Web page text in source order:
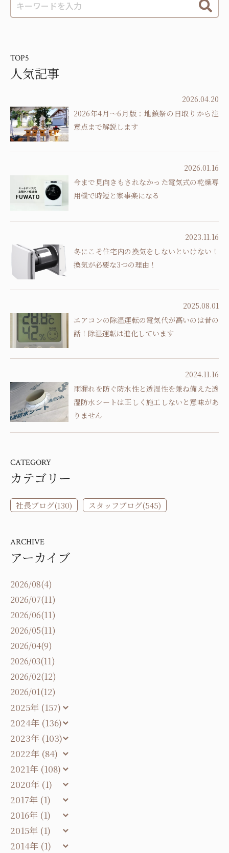
TOP5
人気記事
2026.04.20
2026年4月～6月版：地鎮祭の日取りから注
意点まで解説します
2026.01.16
今まで見向きもされなかった電気式の乾燥専
用機で時短と家事楽になる
2023.11.16
冬にこそ住宅内の換気をしないといけない！
換気が必要な3つの理由！
2025.08.01
エアコンの除湿運転の電気代が高いのは昔の
話！除湿運転は進化しています
2024.11.16
雨漏れを防ぐ防水性と透湿性を兼ね備えた透
湿防水シートは正しく施工しないと意味があ
りません
CATEGORY
カテゴリー
社長ブログ(130) スタッフブログ(545)
ARCHIVE
アーカイブ
2026/08(4)
2026/07(11)
2026/06(11)
2026/05(11)
2026/04(9)
2026/03(11)
2026/02(12)
2026/01(12)
2025年 (157)
2024年 (136)
2023年 (103)
2022年 (84)
2021年 (108)
2020年 (1)
2017年 (1)
2016年 (1)
2015年 (1)
2014年 (1)